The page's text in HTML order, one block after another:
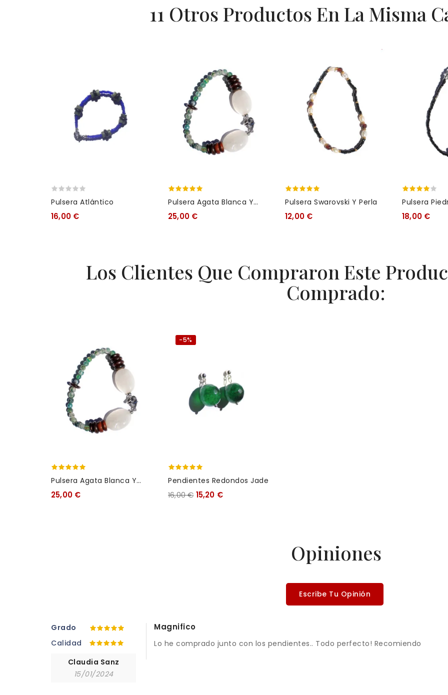
11 Otros Productos En La Misma
Pulsera Atlántico
16,00 €
Pulsera Agata Blanca Y
Verde
25,00 €
Pulsera Swarovski Y Perla
12,00 €
Pulsera
18,00 €
Los Clientes Que Compraron Este
Comprado:
Pulsera Agata Blanca Y
Verde
25,00 €
-5%
Pendientes Redondos Jade
16,00 € 15,20 €
Opiniones
Escribe Tu Opinión
Grado
Calidad
Claudia Sanz
15/01/2024
Magnifico
Lo he comprado junto con los pendientes.. Todo perfecto! Recomiendo